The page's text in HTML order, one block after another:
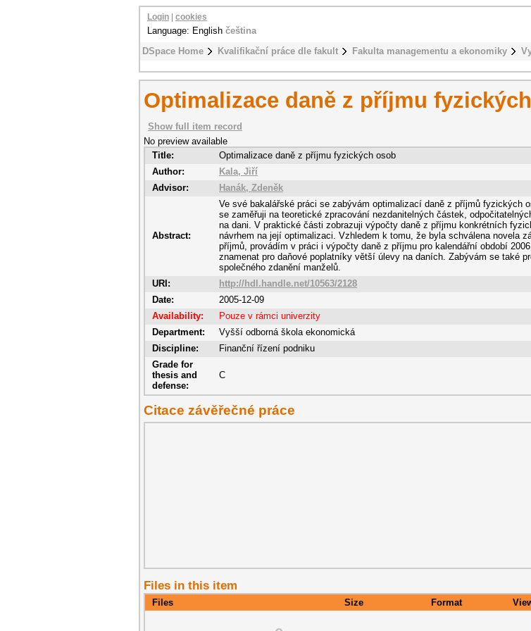
DSpace Home Kvalifikační práce dle fakult Fakulta managementu a ekonomiky
Login cookies
Language: English čeština
Optimalizace daně z příjmu
Show full item record
No preview available
Title:
Optimalizace daně z příjmu fyzických osob
Author:
Kala, Jiří
Advisor:
Hanák, Zdeněk
Abstract:
Ve své bakalářské práci se zabývám optimalizací daně z příjmů fyzických
se zaměřuji na teoretické zpracování nezdanitelných částek,
na dani. V praktické části zobrazuji výpočty daně z příjmu konkrétních
návrhem na její optimalizaci. Vzhledem k tomu, že byla schválena novela
příjmů, provádím v práci i výpočty daně z příjmu pro kalendářní období
znamenat pro daňové poplatníky větší úlevy na daních. Zabývám se také
společného zdanění manželů.
URI:
http://hdl.handle.net/10563/2128
Date:
2005-12-09
Availability:
Pouze v rámci univerzity
Department:
Vyšší odborná škola ekonomická
Discipline:
Finanční řízení podniku
Grade for
thesis and
defense:
C
Citace závěřečné práce
Files in this item
Files Size Format